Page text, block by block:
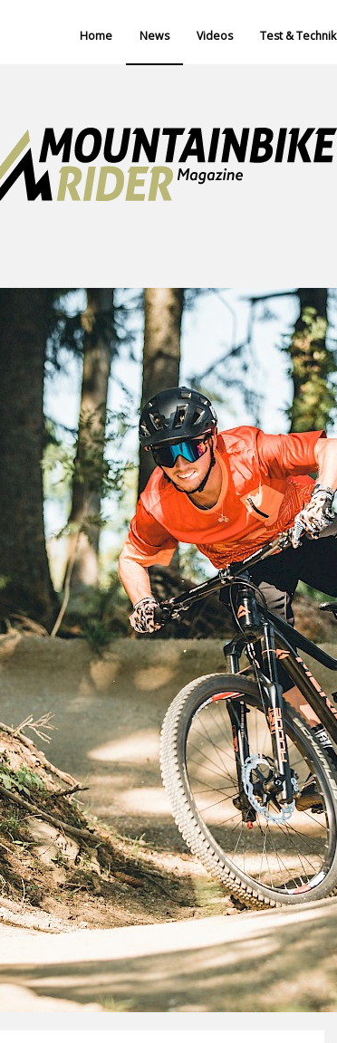
Home News Videos Test & Technik